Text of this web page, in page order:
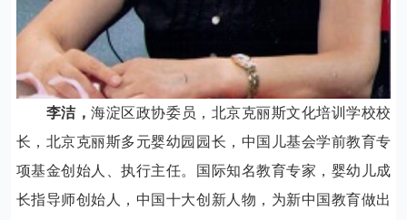
李洁，海淀区政协委员，北京克丽斯文化培训学校校
长，北京克丽斯多元婴幼园园长，中国儿基会学前教育专
项基金创始人、执行主任。国际知名教育专家，婴幼儿成
长指导师创始人，中国十大创新人物，为新中国教育做出